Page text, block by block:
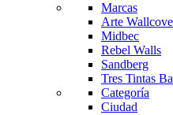
Marcas
Arte
Midbec
Rebel Walls
Sandberg
Tres Tintas
Categoría
Ciudad